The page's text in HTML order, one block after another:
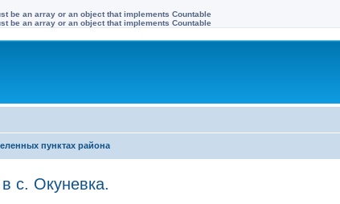
be an array or an object that implements Countable
be an array or an object that implements Countable
пунктах района
с. Окуневка.